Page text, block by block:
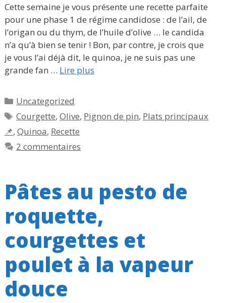
Cette semaine je vous présente une recette parfaite
pour une phase 1 de régime candidose : de l’ail, de
l’origan ou du thym, de l’huile d’olive … le candida
n’a qu’à bien se tenir ! Bon, par contre, je crois que
je vous l’ai déjà dit, le quinoa, je ne suis pas une
grande fan … Lire plus
Catégories
Uncategorized
Étiquettes
Courgette,Olive, Pignon de pin, Plats principaux
📌, Quinoa, Recette
2 commentaires
Pâtes au pesto de
roquette,
courgettes et
poulet à la vapeur
douce